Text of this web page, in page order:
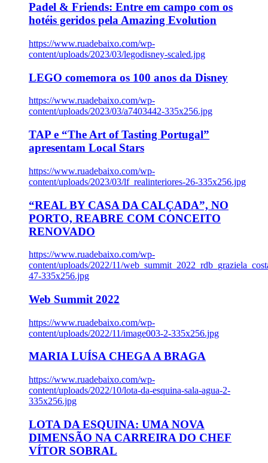
Padel & Friends: Entre em campo com os
hotéis geridos pela Amazing Evolution
https://www.ruadebaixo.com/wp-
content/uploads/2023/03/legodisney-scaled.jpg
LEGO comemora os 100 anos da Disney
https://www.ruadebaixo.com/wp-
content/uploads/2023/03/a7403442-335x256.jpg
TAP e “The Art of Tasting Portugal”
apresentam Local Stars
https://www.ruadebaixo.com/wp-
content/uploads/2023/03/lf_realinteriores-26-335x256.jpg
“REAL BY CASA DA CALÇADA”, NO
PORTO, REABRE COM CONCEITO
RENOVADO
https://www.ruadebaixo.com/wp-
content/uploads/2022/11/
47-335x256.jpg
Web Summit 2022
https://www.ruadebaixo.com/wp-
content/uploads/2022/11/image003-2-335x256.jpg
MARIA LUÍSA CHEGA A BRAGA
https://www.ruadebaixo.com/wp-
content/uploads/2022/10/lota-da-esquina-sala-agua-2-
335x256.jpg
LOTA DA ESQUINA: UMA NOVA
DIMENSÃO NA CARREIRA DO CHEF
VÍTOR SOBRAL